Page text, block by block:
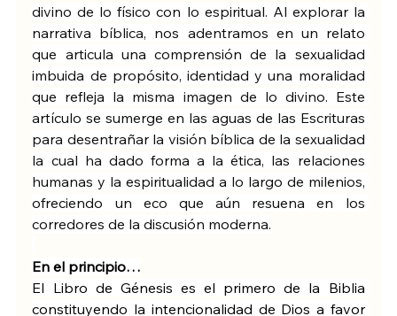
divino de lo físico con lo espiritual. Al explorar la
narrativa bíblica, nos adentramos en un relato
que articula una comprensión de la sexualidad
imbuida de propósito, identidad y una moralidad
que refleja la misma imagen de lo divino. Este
artículo se sumerge en las aguas de las Escrituras
para desentrañar la visión bíblica de la sexualidad
la cual ha dado forma a la ética, las relaciones
humanas y la espiritualidad a lo largo de milenios,
ofreciendo un eco que aún resuena en los
corredores de la discusión moderna.
En el principio…
El Libro de Génesis es el primero de la Biblia
constituyendo la intencionalidad de Dios a favor